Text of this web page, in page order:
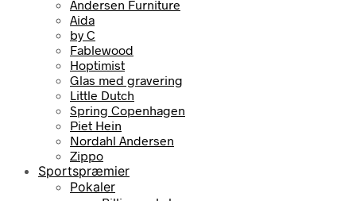
Andersen Furniture
Aida
by C
Fablewood
Hoptimist
Glas med gravering
Little Dutch
Spring Copenhagen
Piet Hein
Nordahl Andersen
Zippo
Sportspræmier
Pokaler